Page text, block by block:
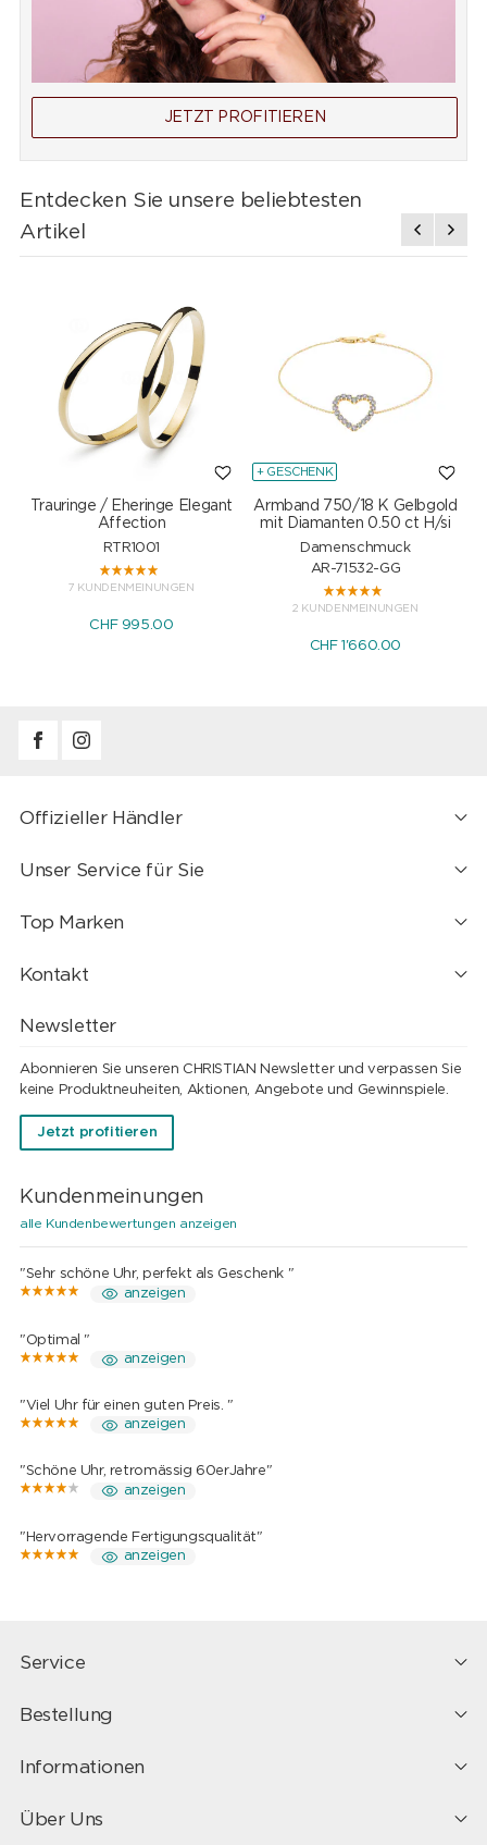
JETZT PROFITIEREN
Entdecken Sie unsere beliebtesten
Artikel
Trauringe / Eheringe Elegant
Affection
RTR1001
7 KUNDENMEINUNGEN
CHF 995.00
+ GESCHENK
Armband 750/18 K Gelbgold
mit Diamanten 0.50 ct H/si
Damenschmuck
AR-71532-GG
2 KUNDENMEINUNGEN
CHF 1'660.00
Offizieller Händler
Unser Service für Sie
Top Marken
Kontakt
Newsletter
Abonnieren Sie unseren CHRISTIAN Newsletter und verpassen Sie
keine Produktneuheiten, Aktionen, Angebote und Gewinnspiele.
Jetzt profitieren
Kundenmeinungen
alle Kundenbewertungen anzeigen
"Sehr schöne Uhr, perfekt als Geschenk "
anzeigen
"Optimal "
anzeigen
"Viel Uhr für einen guten Preis. "
anzeigen
"Schöne Uhr, retromässig 60erJahre"
anzeigen
"Hervorragende Fertigungsqualität"
anzeigen
Service
Bestellung
Informationen
Über Uns